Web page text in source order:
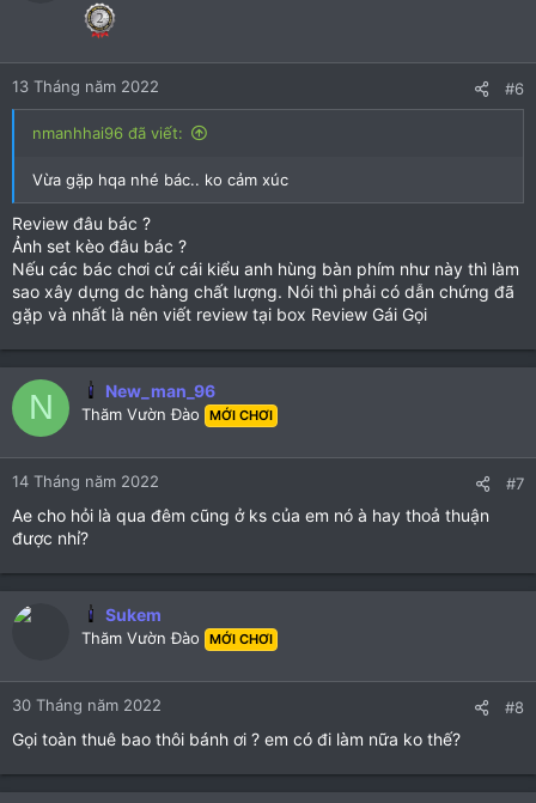
13 Tháng năm 2022 #6
nmanhhai96 đã viết:
Vừa gặp hqa nhé bác.. ko cảm xúc
Review đâu bác ?
Ảnh set kèo đâu bác ?
Nếu các bác chơi cứ cái kiểu anh hùng bàn phím như này thì làm
sao xây dựng dc hàng chất lượng. Nói thì phải có dẫn chứng đã
gặp và nhất là nên viết review tại box Review Gái Gọi
N New_man_96
Thăm Vườn Đào MỚI CHƠI
14 Tháng năm 2022 #7
Ae cho hỏi là qua đêm cũng ở ks của em nó à hay thoả thuận
được nhỉ?
Sukem
Thăm Vườn Đào MỚI CHƠI
30 Tháng năm 2022 #8
Gọi toàn thuê bao thôi bánh ơi ? em có đi làm nữa ko thế?